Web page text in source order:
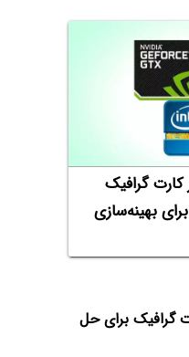
کارت گرافیک
بهینه‌سازی
گرافیک برای حل